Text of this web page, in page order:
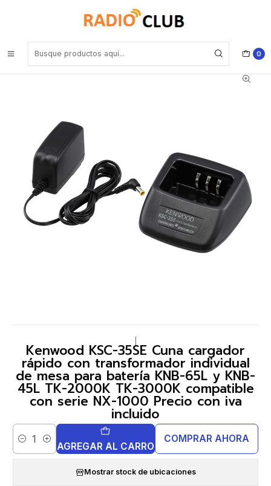
0
Kenwood KSC-35SE Cuna cargador rápido con transformador
individual de mesa para batería KNB-65L y KNB-45L TK-2000K TK-
Kenwood KSC-35SE Cuna cargador
rápido con transformador individual
de mesa para batería KNB-65L y KNB-
45L TK-2000K TK-3000K compatible
con serie NX-1000 Precio con iva
incluido
Cantidad AGREGAR AL CARRO
COMPRAR AHORA
Mostrar stock de ubicaciones